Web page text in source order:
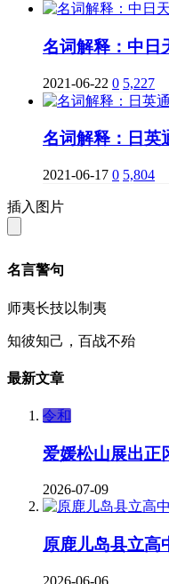
名词解释：中日
2021-06-22 0 5,227
名词解释：日英
2021-06-17 0 5,804
插入图片
名言警句
师夷长技以制夷
知彼知己，百战不殆
最新文章
令和
爱媛松山展出正
2026-07-09
原鹿儿岛县立高
2026-06-06